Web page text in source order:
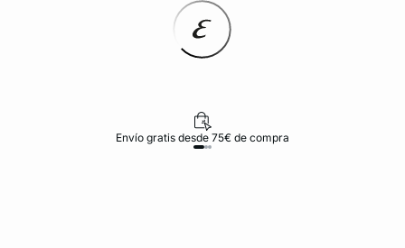
Envío gratis desde 75€ de compra